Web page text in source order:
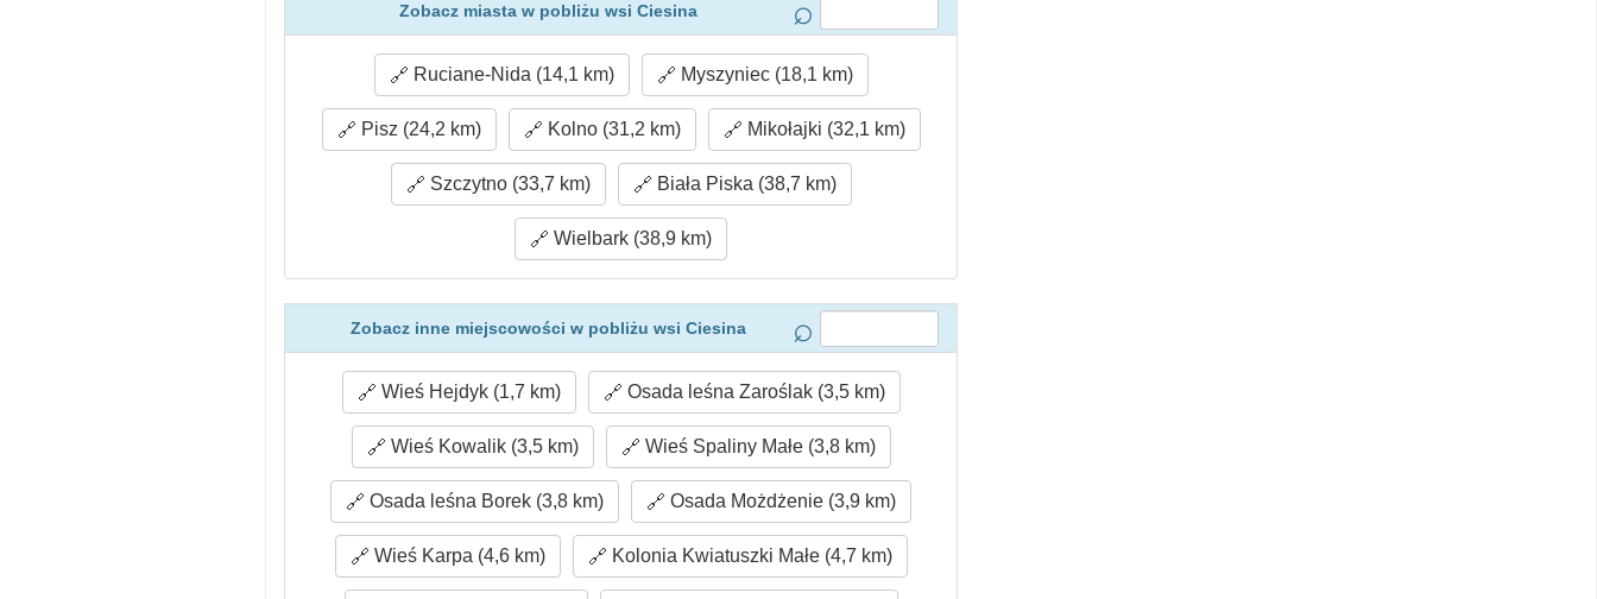
Zobacz miasta w pobliżu wsi Ciesina
Ruciane-Nida (14,1 km) Myszyniec (18,1 km)
Pisz (24,2 km) Kolno (31,2 km) Mikołajki (32,1 km)
Szczytno (33,7 km) Biała Piska (38,7 km)
Wielbark (38,9 km)
Zobacz inne miejscowości w pobliżu wsi Ciesina
Wieś Hejdyk (1,7 km) Osada leśna Zaroślak (3,5 km)
Wieś Kowalik (3,5 km) Wieś Spaliny Małe (3,8 km)
Osada leśna Borek (3,8 km) Osada Możdżenie (3,9 km)
Wieś Karpa (4,6 km) Kolonia Kwiatuszki Małe (4,7 km)